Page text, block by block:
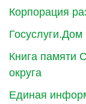
Корпорация
Госуслуги.Дом
Книга памяти
округа
Единая